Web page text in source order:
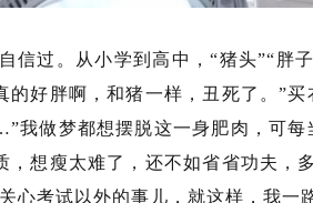
信过。从小学到高中，“猪头”“胖
的好胖啊，和猪一样，丑死了。”
做梦都想摆脱这一身肥肉，可每
，想瘦太难了，还不如省省功夫，
心考试以外的事儿，就这样，我一